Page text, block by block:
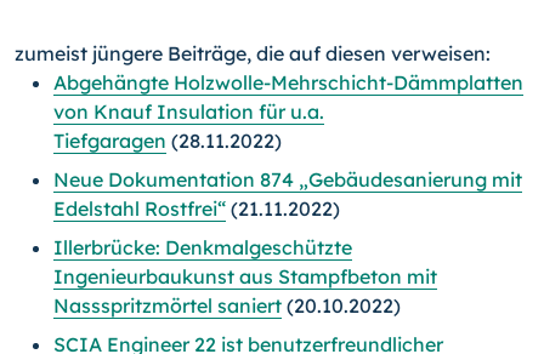
zumeist jüngere Beiträge, die auf diesen verweisen:
Abgehängte Holzwolle-Mehrschicht-Dämmplatten
von Knauf Insulation für u.a.
Tiefgaragen (28.11.2022)
Neue Dokumentation 874 „Gebäudesanierung mit
Edelstahl Rostfrei“ (21.11.2022)
Illerbrücke: Denkmalgeschützte
Ingenieurbaukunst aus Stampfbeton mit
Nassspritzmörtel saniert (20.10.2022)
SCIA Engineer 22 ist benutzerfreundlicher